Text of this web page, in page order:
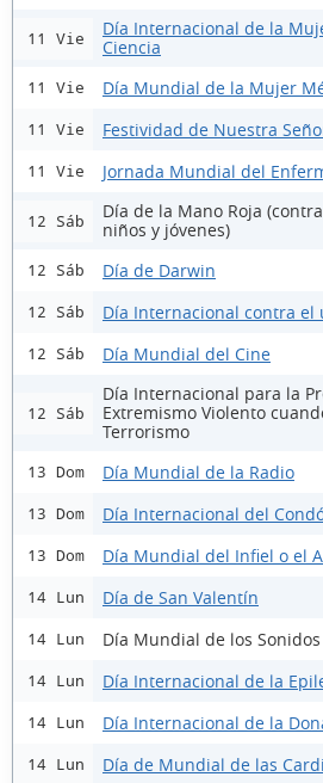
11 Vie
Día Internacional de la
Ciencia
11 Vie Día Mundial de la Mujer
11 Vie Festividad de Nuestra
11 Vie Jornada Mundial del
12 Sáb
Día de la Mano Roja
niños y jóvenes)
12 Sáb Día de Darwin
12 Sáb Día Internacional contra el
12 Sáb Día Mundial del Cine
12 Sáb
Día Internacional para la
Extremismo Violento
Terrorismo
13 Dom Día Mundial de la Radio
13 Dom Día Internacional del
13 Dom Día Mundial del Infiel o el
14 Lun Día de San Valentín
14 Lun Día Mundial de los
14 Lun Día Internacional de la
14 Lun Día Internacional de la
14 Lun Día de Mundial de las